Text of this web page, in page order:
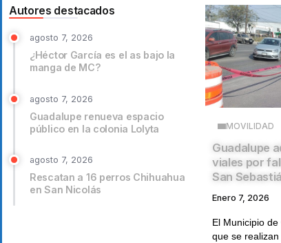
Autores destacados
agosto 7, 2026
¿Héctor García es el as bajo la
manga de MC?
agosto 7, 2026
Guadalupe renueva espacio
público en la colonia Lolyta
agosto 7, 2026
Rescatan a 16 perros Chihuahua
en San Nicolás
MOVILIDAD
Guadalupe
viales por
San
Enero 7, 2026
El Municipio
que se